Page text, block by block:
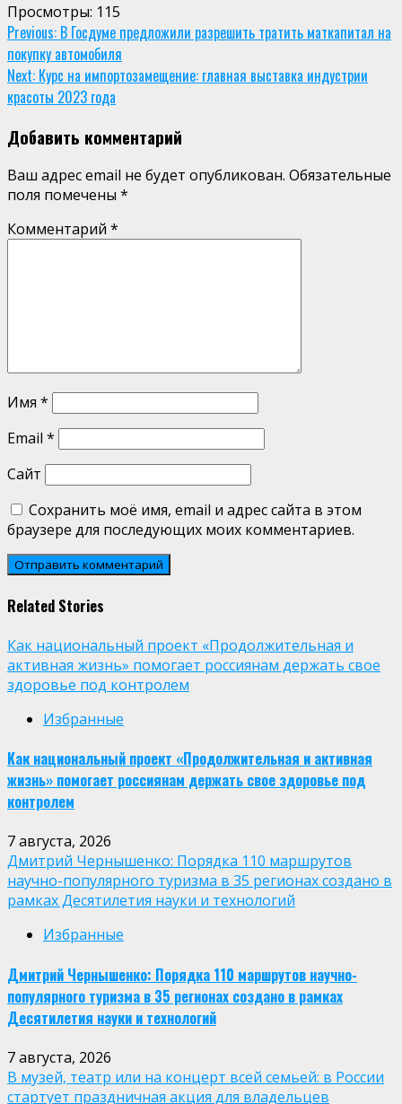
Просмотры: 115
Continue
Reading
Previous: В Госдуме предложили разрешить тратить маткапитал на
покупку автомобиля
Next: Курс на импортозамещение: главная выставка индустрии
красоты 2023 года
Добавить комментарий
Ваш адрес email не будет опубликован. Обязательные
поля помечены *
Комментарий *
Имя *
Email *
Сайт
Сохранить моё имя, email и адрес сайта в этом
браузере для последующих моих комментариев.
Related Stories
Как национальный проект «Продолжительная и
активная жизнь» помогает россиянам держать свое
здоровье под контролем
Избранные
Как национальный проект «Продолжительная и активная
жизнь» помогает россиянам держать свое здоровье под
контролем
7 августа, 2026
Дмитрий Чернышенко: Порядка 110 маршрутов
научно-популярного туризма в 35 регионах создано в
рамках Десятилетия науки и технологий
Избранные
Дмитрий Чернышенко: Порядка 110 маршрутов научно-
популярного туризма в 35 регионах создано в рамках
Десятилетия науки и технологий
7 августа, 2026
В музей, театр или на концерт всей семьей: в России
стартует праздничная акция для владельцев